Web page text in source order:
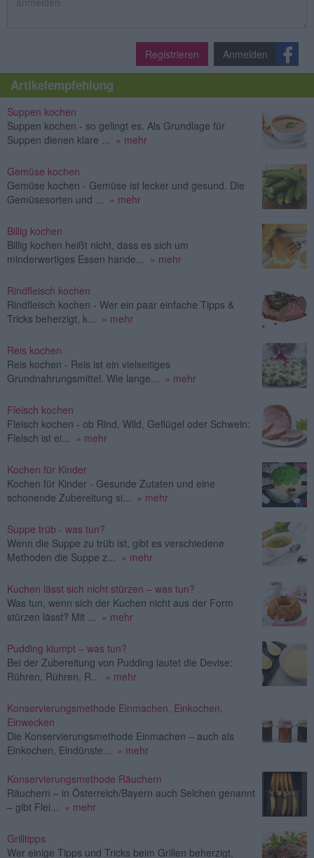
Registrieren Anmelden
Artikelempfehlung
Suppen kochen
Suppen kochen - so gelingt es. Als Grundlage für
Suppen dienen klare ... » mehr
Gemüse kochen
Gemüse kochen - Gemüse ist lecker und gesund. Die
Gemüsesorten und ... » mehr
Billig kochen
Billig kochen heißt nicht, dass es sich um
minderwertiges Essen hande... » mehr
Rindfleisch kochen
Rindfleisch kochen - Wer ein paar einfache Tipps &
Tricks beherzigt, k... » mehr
Reis kochen
Reis kochen - Reis ist ein vielseitiges
Grundnahrungsmittel. Wie lange... » mehr
Fleisch kochen
Fleisch kochen - ob Rind, Wild, Geflügel oder Schwein:
Fleisch ist ei... » mehr
Kochen für Kinder
Kochen für Kinder - Gesunde Zutaten und eine
schonende Zubereitung si... » mehr
Suppe trüb - was tun?
Wenn die Suppe zu trüb ist, gibt es verschiedene
Methoden die Suppe z... » mehr
Kuchen lässt sich nicht stürzen – was tun?
Was tun, wenn sich der Kuchen nicht aus der Form
stürzen lässt? Mit ... » mehr
Pudding klumpt – was tun?
Bei der Zubereitung von Pudding lautet die Devise:
Rühren, Rühren, R... » mehr
Konservierungsmethode Einmachen, Einkochen,
Einwecken
Die Konservierungsmethode Einmachen – auch als
Einkochen, Eindünste... » mehr
Konservierungsmethode Räuchern
Räuchern – in Österreich/Bayern auch Selchen genannt
– gibt Flei... » mehr
Grilltipps
Wer einige Tipps und Tricks beim Grillen beherzigt,